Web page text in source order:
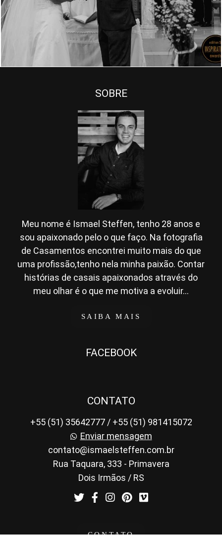
3268 1
SOBRE
Meu nome é Ismael Steffen, tenho 28 anos e
sou apaixonado pelo o que faço. Na fotografia
de Casamentos encontrei muito mais do que
uma profissão,tenho nela minha paixão. Contar
histórias de casais apaixonados através do
meu olhar é o que me motiva a evoluir...
SAIBA MAIS
FACEBOOK
CONTATO
+55 (51) 35642777 / +55 (51) 981415072
Enviar mensagem
contato@ismaelsteffen.com.br
Rua Taquara, 333 - Primavera
Dois Irmãos / RS
CONTATO